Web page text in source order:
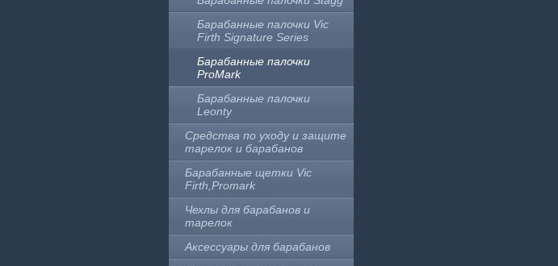
Барабанные палочки Vic
Firth Signature Series
Барабанные палочки
ProMark
Барабанные палочки
Leonty
Средства по уходу и защите
тарелок и барабанов
Барабанные щетки Vic
Firth,Promark
Чехлы для барабанов и
тарелок
Аксессуары для барабанов